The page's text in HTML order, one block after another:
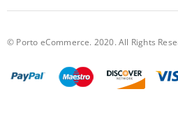
© Porto eCommerce. 2020. All Rights